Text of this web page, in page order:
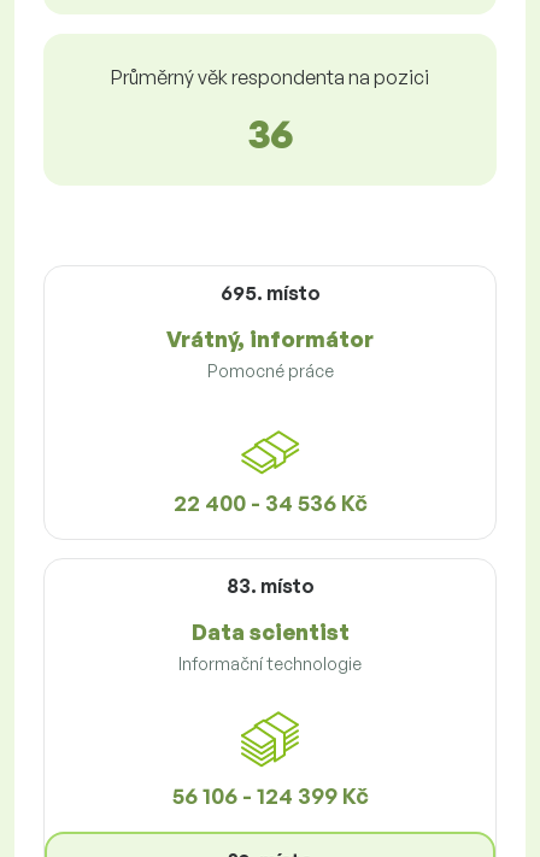
Průměrný věk respondenta na pozici
36
695. místo
Vrátný, informátor
Pomocné práce
22 400 - 34 536 Kč
83. místo
Data scientist
Informační technologie
56 106 - 124 399 Kč